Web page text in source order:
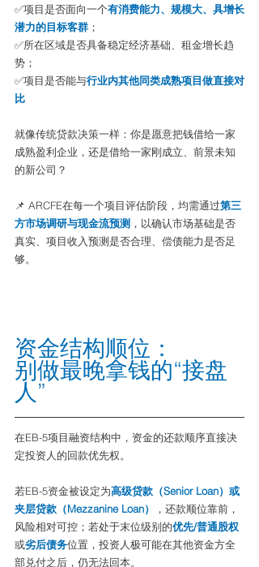
✅项目是否面向一个有消费能力、规模大、具增长
潜力的目标客群 ；
✅所在区域是否具备稳定经济基础、租金增长趋
势；
✅项目是否能与行业内其他同类成熟项目做直接对
比
就像传统贷款决策一样：你是愿意把钱借给一家
成熟盈利企业，还是借给一家刚成立、前景未知
的新公司？
📌 ARCFE在每一个项目评估阶段，均需通过第三
方市场调研与现金流预测 ，以确认市场基础是否
真实、项目收入预测是否合理、偿债能力是否足
够。
资金结构顺位：
别做最晚拿钱的“接盘
人”
在EB-5项目融资结构中，资金的还款顺序直接决
定投资人的回款优先权。
若EB-5资金被设定为高级贷款（Senior Loan）或
夹层贷款（Mezzanine Loan）
，还款顺位靠前，
风险相对可控；若处于末位级别的优先/普通股权
或劣后债务位置，投资人极可能在其他资金方全
部兑付之后，仍无法回本。